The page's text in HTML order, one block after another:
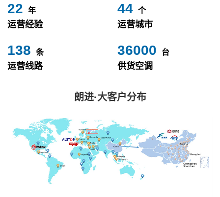
24 年
运营经验
49 个
运营城市
153 条
运营线路
40000 台
供货空调
朗进·大客户分布